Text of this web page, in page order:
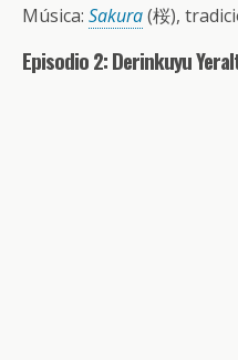
Música: Sakura(桜),
Episodio 2: Derinkuyu